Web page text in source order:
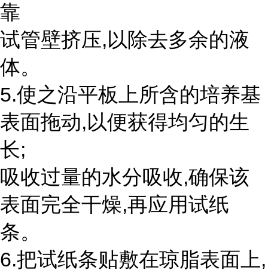
靠
试管壁挤压,以除去多余的液
体。
5.使之沿平板上所含的培养基
表面拖动,以便获得均匀的生
长;
吸收过量的水分吸收,确保该
表面完全干燥,再应用试纸
条。
6.把试纸条贴敷在琼脂表面上,